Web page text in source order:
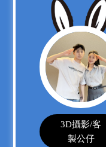
3D攝影/客
製公仔